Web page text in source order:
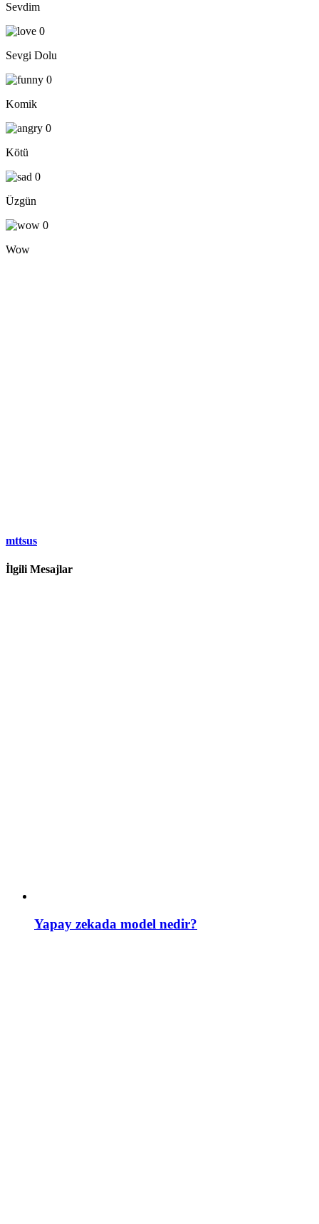
Sevdim
0
Sevgi Dolu
0
Komik
0
Kötü
0
Üzgün
0
Wow
mttsus
İlgili Mesajlar
Yapay zekada model nedir?